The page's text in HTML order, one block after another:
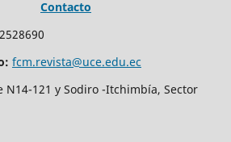
Contacto
fcm.revista@uce.edu.ec
N14-121 y Sodiro -Itchimbía, Sector